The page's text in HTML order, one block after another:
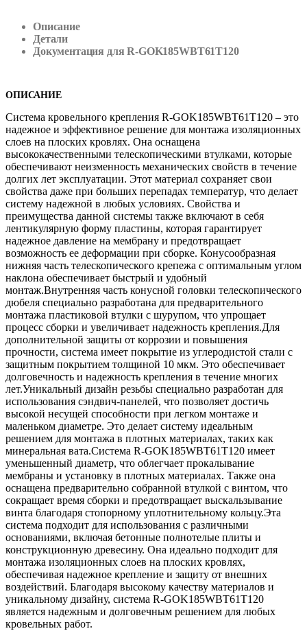
Описание
Детали
Документация для R-GOK185WBT61T120
ОПИСАНИЕ
Система кровельного крепления R-GOK185WBT61T120 – это
надежное и эффективное решение для монтажа изоляционных
слоев на плоских кровлях. Она оснащена
высококачественными телескопическими втулками, которые
обеспечивают неизменность механических свойств в течение
долгих лет эксплуатации. Этот материал сохраняет свои
свойства даже при больших перепадах температур, что делает
систему надежной в любых условиях. Свойства и
преимущества данной системы также включают в себя
лентикулярную форму пластины, которая гарантирует
надежное давление на мембрану и предотвращает
возможность ее деформации при сборке. Конусообразная
нижняя часть телескопического крепежа с оптимальным углом
наклона обеспечивает быстрый и удобный
монтаж.Внутренняя часть конусной головки телескопического
дюбеля специально разработана для предварительного
монтажа пластиковой втулки с шурупом, что упрощает
процесс сборки и увеличивает надежность крепления.Для
дополнительной защиты от коррозии и повышения
прочности, система имеет покрытие из углеродистой стали с
защитным покрытием толщиной 10 мкм. Это обеспечивает
долговечность и надежность крепления в течение многих
лет.Уникальный дизайн резьбы специально разработан для
использования сэндвич-панелей, что позволяет достичь
высокой несущей способности при легком монтаже и
маленьком диаметре. Это делает систему идеальным
решением для монтажа в плотных материалах, таких как
минеральная вата.Система R-GOK185WBT61T120 имеет
уменьшенный диаметр, что облегчает прокалывание
мембраны и установку в плотных материалах. Также она
оснащена предварительно собранной втулкой с винтом, что
сокращает время сборки и предотвращает выскальзывание
винта благодаря стопорному уплотнительному кольцу.Эта
система подходит для использования с различными
основаниями, включая бетонные полнотелые плиты и
конструкционную древесину. Она идеально подходит для
монтажа изоляционных слоев на плоских кровлях,
обеспечивая надежное крепление и защиту от внешних
воздействий. Благодаря высокому качеству материалов и
уникальному дизайну, система R-GOK185WBT61T120
является надежным и долговечным решением для любых
кровельных работ.